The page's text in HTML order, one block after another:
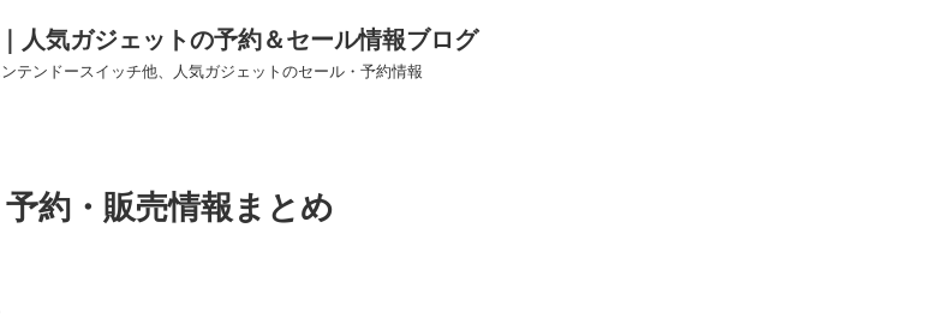
人気ガジェットの予約＆セール情報ブログ
テンドースイッチ他、人気ガジェットのセール・予約情報
約・販売情報まとめ